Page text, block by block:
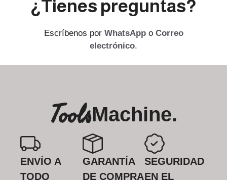
¿Tienes preguntas?
Escríbenos por WhatsAppo Correo
electrónico.
ToolsMachine.
ENVÍO A
TODO
GARANTÍA
DE COMPRA
SEGURIDAD
EN EL